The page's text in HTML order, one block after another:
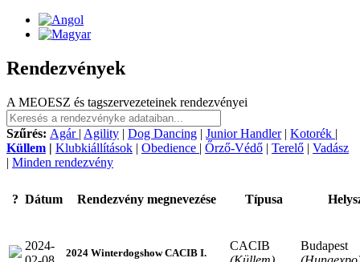
Rendezvények
A MEOESZ és tagszervezeteinek rendezvényei
Szűrés: Agár | Agility | Dog Dancing | Junior Handler| Kotorék |
Küllem | Klubkiállítások | Obedience | Őrző-Védő | Terelő | Vadász
| Minden rendezvény
? Dátum Rendezvény megnevezése Típusa
2024-
2024 Winterdogshow CACIB I.
CACIB
Budapest